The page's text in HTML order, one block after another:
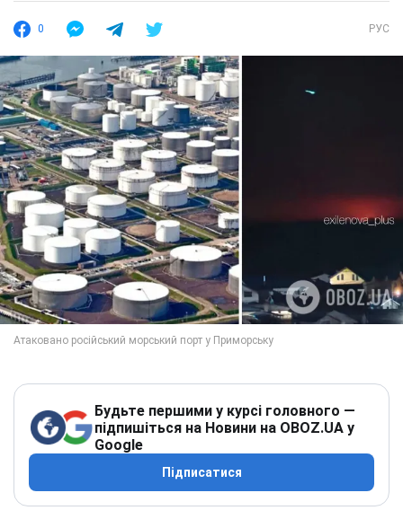
0 РУС
Будьте першими у курсі головного —
підпишіться на Новини на OBOZ.UA у
Google
Підписатися